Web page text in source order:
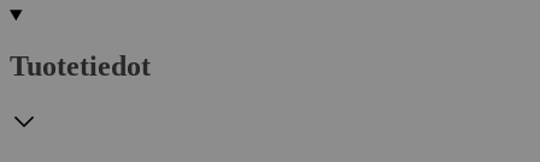
Tuotetiedot